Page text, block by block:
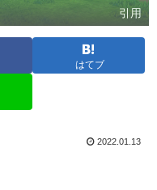
引用
はてブ
2022.01.13